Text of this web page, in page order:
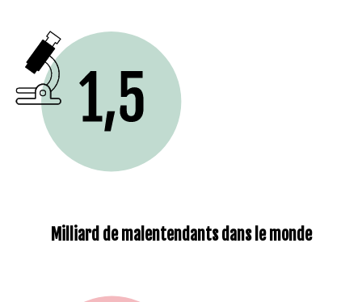
Milliard de malentendants dans le monde